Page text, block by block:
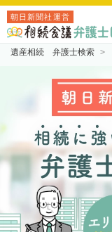
朝日新聞社運営
遺産相続 弁護士検索